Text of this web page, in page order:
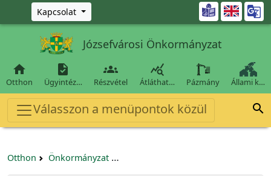
Ugrás a fő tartalomra
Kapcsolat 
Józsefvárosi Önkormányzat

Otthon

Ügyintéz…

Részvétel

Átláthat… Pázmány Állami k…
Válasszon a menüpontok közül 
Otthon Önkormányzat